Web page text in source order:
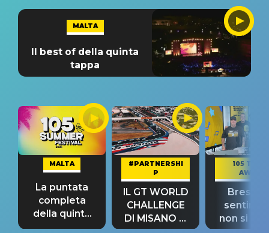
MALTA
Il best of della quinta
tappa
MALTA
La puntata
completa
della quinta
tappa
#PARTNERSHI
P
IL GT WORLD
CHALLENGE
DI MISANO si
105 TAKE
AWAY
Bresh:
non si